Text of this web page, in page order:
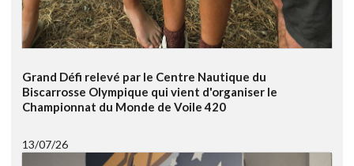
Grand Défi relevé par le Centre Nautique du
Biscarrosse Olympique qui vient d'organiser le
Championnat du Monde de Voile 420
13/07/26